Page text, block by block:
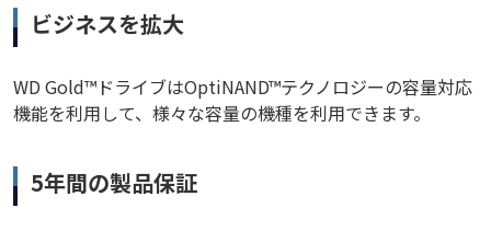
ビジネスを拡大
WD Gold™ドライブはOptiNAND™テクノロジーの容量対応
機能を利用して、様々な容量の機種を利用できます。
5年間の製品保証